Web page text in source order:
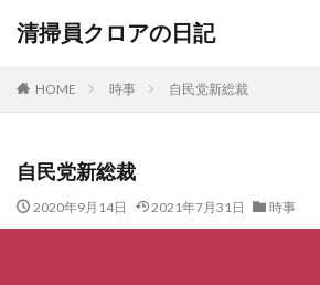
清掃員クロアの日記
HOME 時事 自民党新総裁
自民党新総裁
2020年9月14日 2021年7月31日 時事